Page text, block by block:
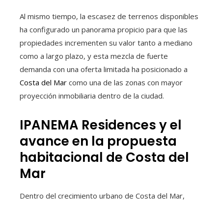
Al mismo tiempo, la escasez de terrenos disponibles
ha configurado un panorama propicio para que las
propiedades incrementen su valor tanto a mediano
como a largo plazo, y esta mezcla de fuerte
demanda con una oferta limitada ha posicionado a
Costa del Mar como una de las zonas con mayor
proyección inmobiliaria dentro de la ciudad.
IPANEMA Residences y el
avance en la propuesta
habitacional de Costa del
Mar
Dentro del crecimiento urbano de Costa del Mar,